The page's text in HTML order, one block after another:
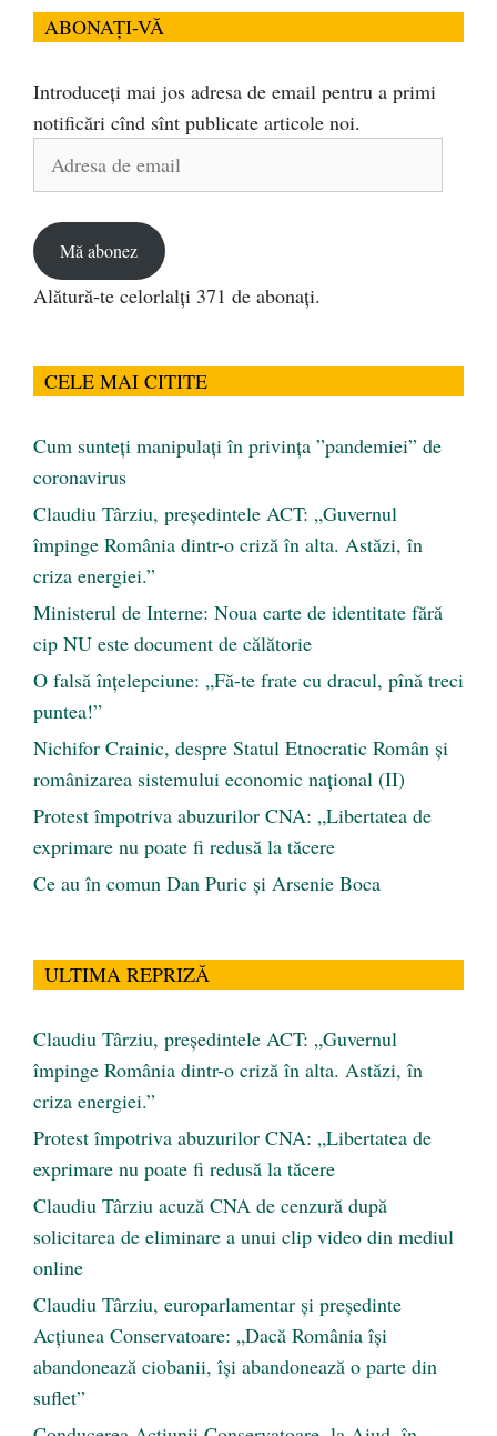
ABONAȚI-VĂ
Introduceți mai jos adresa de email pentru a primi
notificări cînd sînt publicate articole noi.
Adresa
Mă abonez
Alătură-te celorlalți 371 de abonați.
CELE MAI CITITE
Cum sunteți manipulați în privința ”pandemiei” de
coronavirus
Claudiu Târziu, președintele ACT: „Guvernul
împinge România dintr-o criză în alta. Astăzi, în
criza energiei.”
Ministerul de Interne: Noua carte de identitate fără
cip NU este document de călătorie
O falsă înțelepciune: „Fă-te frate cu dracul, pînă treci
puntea!”
Nichifor Crainic, despre Statul Etnocratic Român şi
românizarea sistemului economic naţional (II)
Protest împotriva abuzurilor CNA: „Libertatea de
exprimare nu poate fi redusă la tăcere
Ce au în comun Dan Puric şi Arsenie Boca
ULTIMA REPRIZĂ
Claudiu Târziu, președintele ACT: „Guvernul
împinge România dintr-o criză în alta. Astăzi, în
criza energiei.”
Protest împotriva abuzurilor CNA: „Libertatea de
exprimare nu poate fi redusă la tăcere
Claudiu Târziu acuză CNA de cenzură după
solicitarea de eliminare a unui clip video din mediul
online
Claudiu Târziu, europarlamentar și președinte
Acțiunea Conservatoare: „Dacă România își
abandonează ciobanii, își abandonează o parte din
suflet”